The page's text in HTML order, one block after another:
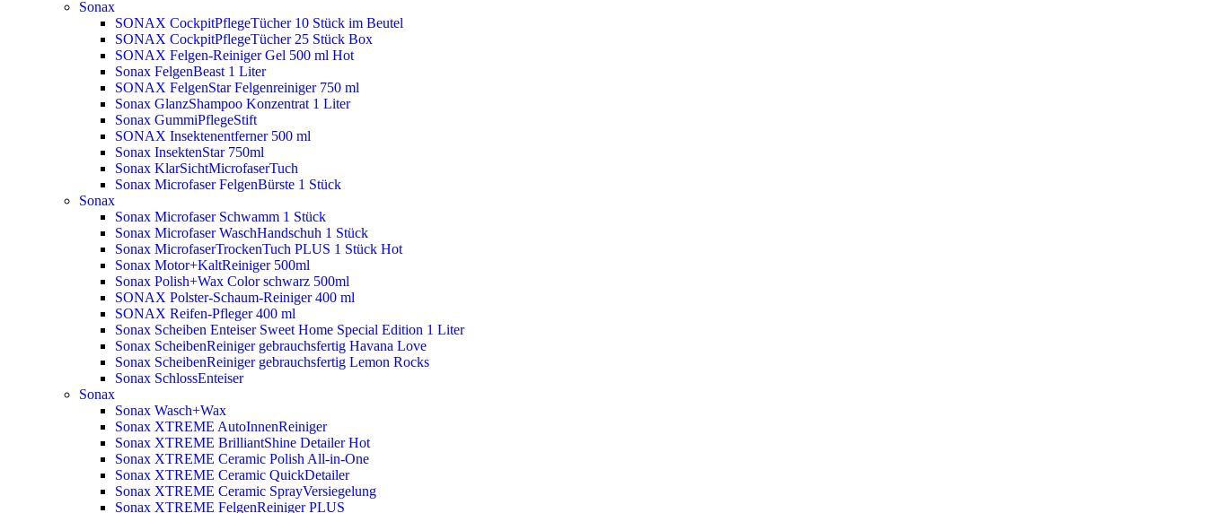
Sonax
SONAX CockpitPflegeTücher 10 Stück im Beutel
SONAX CockpitPflegeTücher 25 Stück Box
SONAX Felgen-Reiniger Gel 500 ml Hot
Sonax FelgenBeast 1 Liter
SONAX FelgenStar Felgenreiniger 750 ml
Sonax GlanzShampoo Konzentrat 1 Liter
Sonax GummiPflegeStift
SONAX Insektenentferner 500 ml
Sonax InsektenStar 750ml
Sonax KlarSichtMicrofaserTuch
Sonax Microfaser FelgenBürste 1 Stück
Sonax
Sonax Microfaser Schwamm 1 Stück
Sonax Microfaser WaschHandschuh 1 Stück
Sonax MicrofaserTrockenTuch PLUS 1 Stück Hot
Sonax Motor+KaltReiniger 500ml
Sonax Polish+Wax Color schwarz 500ml
SONAX Polster-Schaum-Reiniger 400 ml
SONAX Reifen-Pfleger 400 ml
Sonax Scheiben Enteiser Sweet Home Special Edition 1 Liter
Sonax ScheibenReiniger gebrauchsfertig Havana Love
Sonax ScheibenReiniger gebrauchsfertig Lemon Rocks
Sonax SchlossEnteiser
Sonax
Sonax Wasch+Wax
Sonax XTREME AutoInnenReiniger
Sonax XTREME BrilliantShine DetailerHot
Sonax XTREME Ceramic Polish All-in-One
Sonax XTREME Ceramic QuickDetailer
Sonax XTREME Ceramic SprayVersiegelung
Sonax XTREME FelgenReiniger PLUS